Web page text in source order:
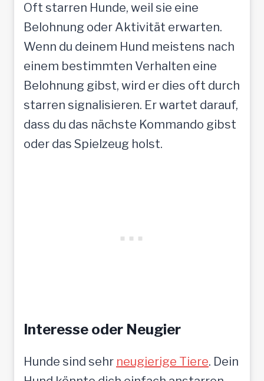
Oft starren Hunde, weil sie eine
Belohnung oder Aktivität erwarten.
Wenn du deinem Hund meistens nach
einem bestimmten Verhalten eine
Belohnung gibst, wird er dies oft durch
starren signalisieren. Er wartet darauf,
dass du das nächste Kommando gibst
oder das Spielzeug holst.
Interesse oder Neugier
Hunde sind sehr neugierige Tiere. Dein